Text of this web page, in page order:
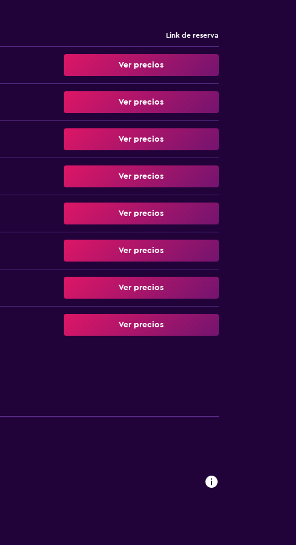
Link de reserva
Ver precios
Ver precios
Ver precios
Ver precios
Ver precios
Ver precios
Ver precios
Ver precios